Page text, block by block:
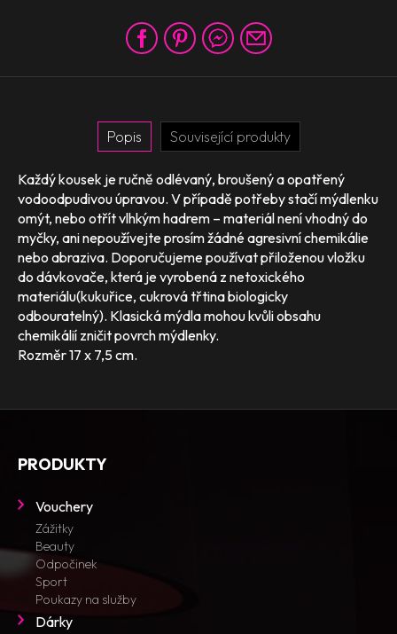
Popis Související produkty
Každý kousek je ručně odlévaný, broušený a opatřený
vodoodpudivou úpravou. V případě potřeby stačí mýdlenku
omýt, nebo otřít vlhkým hadrem – materiál není vhodný do
myčky, ani nepoužívejte prosím žádné agresivní chemikálie
nebo abraziva. Doporučujeme používat přiloženou vložku
do dávkovače, která je vyrobená z netoxického
materiálu(kukuřice, cukrová třtina biologicky
odbouratelný). Klasická mýdla mohou kvůli obsahu
chemikálií zničit povrch mýdlenky.
Rozměr 17 x 7,5 cm.
PRODUKTY
Vouchery
Zážitky
Beauty
Odpočinek
Sport
Poukazy na služby
Dárky